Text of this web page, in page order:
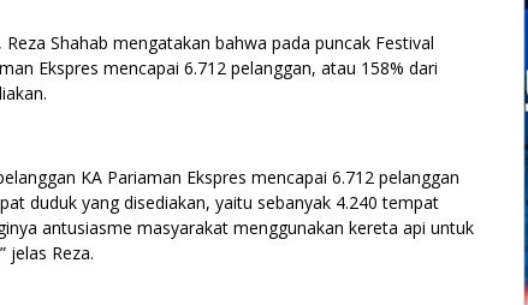
Shahab mengatakan bahwa pada puncak Festival
Ekspres mencapai 6.712 pelanggan, atau 158% dari
KA Pariaman Ekspres mencapai 6.712 pelanggan
duduk yang disediakan, yaitu sebanyak 4.240 tempat
antusiasme masyarakat menggunakan kereta api untuk
jelas Reza.